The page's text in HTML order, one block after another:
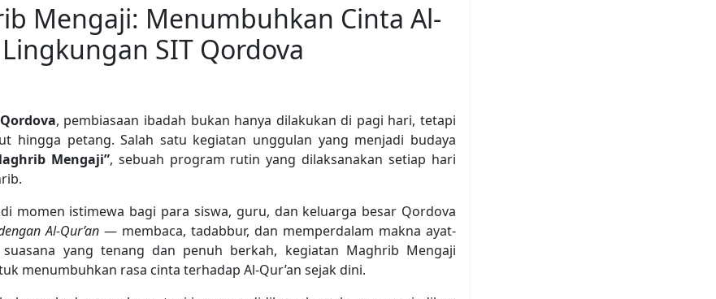
Mengaji: Menumbuhkan Cinta Al-
SIT Qordova
, pembiasaan ibadah bukan hanya dilakukan di pagi hari, tetapi
hingga petang. Salah satu kegiatan unggulan yang menjadi budaya
Mengaji”, sebuah program rutin yang dilaksanakan setiap hari
momen istimewa bagi para siswa, guru, dan keluarga besar Qordova
Al-Qur’an — membaca, tadabbur, dan memperdalam makna ayat-
suasana yang tenang dan penuh berkah, kegiatan Maghrib Mengaji
menumbuhkan rasa cinta terhadap Al-Qur’an sejak dini.